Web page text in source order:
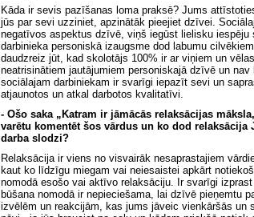
Kāda ir sevis pazīšanas loma praksē? Jums
jūs par sevi uzziniet, apzinātāk pieejiet dzīvei.
negatīvos aspektus dzīvē, viņš iegūst lielisku
darbinieka personiskā izaugsme dod labumu
daudzreiz jūt, kad skolotājs 100% ir ar viņiem un
neatrisinātiem jautājumiem personiskajā dzīvē un
sociālajam darbiniekam ir svarīgi iepazīt sevi un
atjaunotos un atkal darbotos kvalitatīvi.
- Ošo saka „Katram ir jāmācās relaksācijas
varētu komentēt šos vārdus un ko dod
darba slodzi?
Relaksācija ir viens no visvairāk nesaprastajiem
kaut ko līdzīgu miegam vai neiesaistei apkārt
nomodā esošo vai aktīvo relaksāciju. Ir svarīgi
būšana nomodā ir nepieciešama, lai dzīvē pieņemtu
izvēlēm un reakcijām, kas jums jāveic vienkāršās